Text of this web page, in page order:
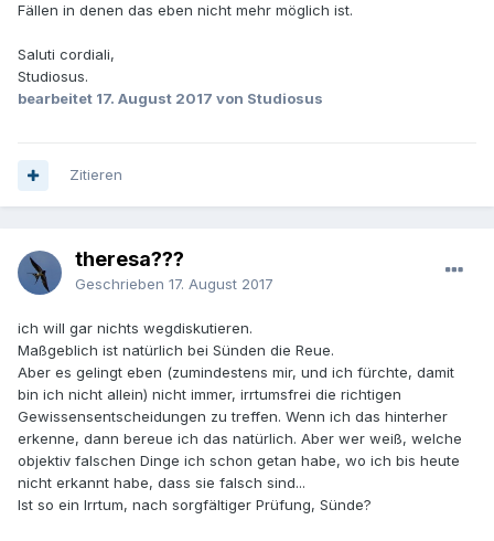
Fällen in denen das eben nicht mehr möglich ist.
Saluti cordiali,
Studiosus.
bearbeitet 17. August 2017 von Studiosus
Zitieren
theresa???
Geschrieben 17. August 2017
ich will gar nichts wegdiskutieren.
Maßgeblich ist natürlich bei Sünden die Reue.
Aber es gelingt eben (zumindestens mir, und ich fürchte, damit
bin ich nicht allein) nicht immer, irrtumsfrei die richtigen
Gewissensentscheidungen zu treffen. Wenn ich das hinterher
erkenne, dann bereue ich das natürlich. Aber wer weiß, welche
objektiv falschen Dinge ich schon getan habe, wo ich bis heute
nicht erkannt habe, dass sie falsch sind...
Ist so ein Irrtum, nach sorgfältiger Prüfung, Sünde?